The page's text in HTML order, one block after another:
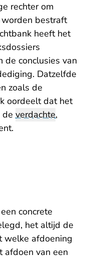
rechter om
bestraft
heeft het
de conclusies van
Datzelfde
zoals de
oordeelt dat het
de verdachte,
concrete
het altijd de
welke afdoening
afdoen van een